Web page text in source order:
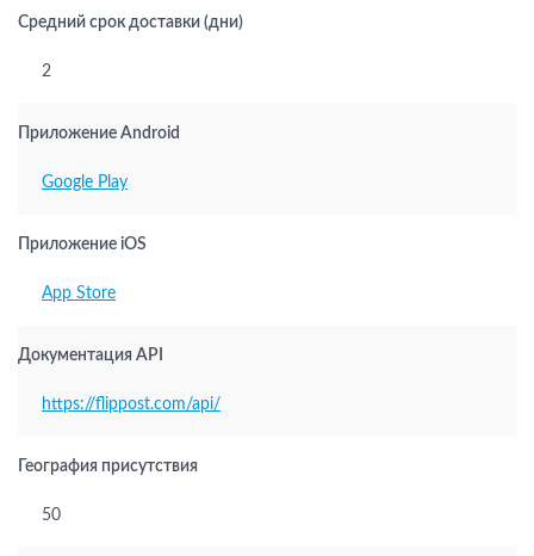
Средний срок доставки (дни)
2
Приложение Android
Google Play
Приложение iOS
App Store
Документация API
https://flippost.com/api/
География присутствия
50